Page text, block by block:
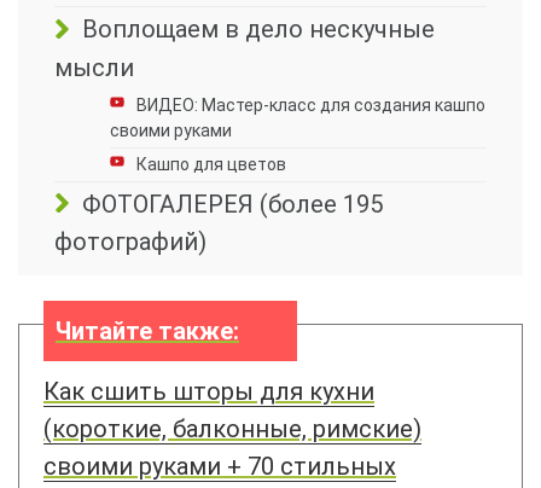
Воплощаем в дело нескучные
мысли
ВИДЕО: Мастер-класс для создания кашпо
своими руками
Кашпо для цветов
ФОТОГАЛЕРЕЯ (более 195
фотографий)
Читайте также:
Как сшить шторы для кухни
(короткие, балконные, римские)
своими руками + 70 стильных